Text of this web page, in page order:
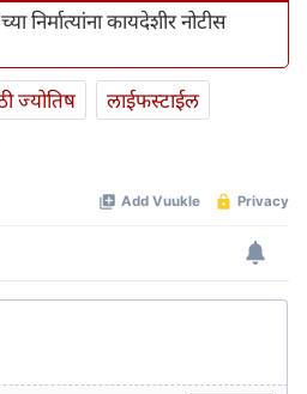
निर्मात्यांना कायदेशीर नोटीस
ज्योतिष
लाईफस्टाईल